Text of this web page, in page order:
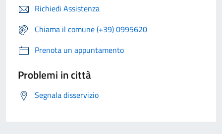
Richiedi Assistenza
Chiama il comune (+39) 0995620
Prenota un appuntamento
Problemi in città
Segnala disservizio